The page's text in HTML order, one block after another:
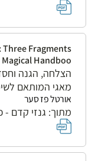
Three Fragments
Handboo
הצלחה, הגנה
מאגי המותאם
אורטל פז סער
מתוך: גנזי קדם -